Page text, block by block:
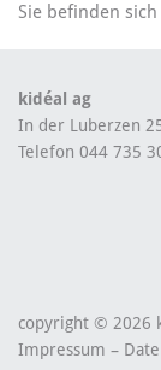
Sie befinden
kidéal ag
In der Luberzen
Telefon 044 735
copyright © 2026
Impressum –